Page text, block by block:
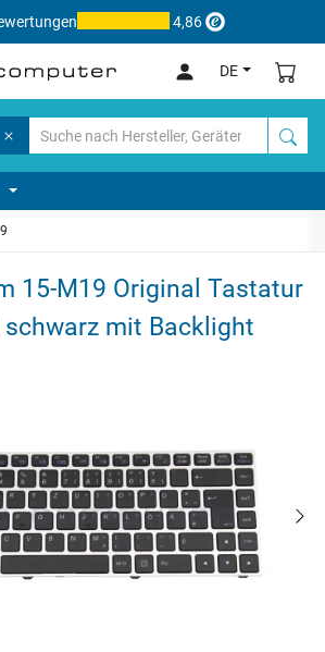
4,86
DE
15-M19 Original Tastatur
schwarz mit Backlight